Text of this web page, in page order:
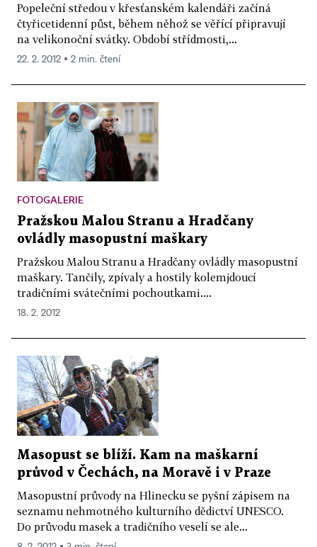
Popeleční středou v křesťanském kalendáři začíná
čtyřicetidenní půst, během něhož se věřící připravují
na velikonoční svátky. Období střídmosti,...
22. 2. 2012 ▪ 2 min. čtení
FOTOGALERIE
Pražskou Malou Stranu a Hradčany
ovládly masopustní maškary
Pražskou Malou Stranu a Hradčany ovládly masopustní
maškary. Tančily, zpívaly a hostily kolemjdoucí
tradičními svátečními pochoutkami....
18. 2. 2012
Masopust se blíží. Kam na maškarní
průvod v Čechách, na Moravě i v Praze
Masopustní průvody na Hlinecku se pyšní zápisem na
seznamu nehmotného kulturního dědictví UNESCO.
Do průvodu masek a tradičního veselí se ale...